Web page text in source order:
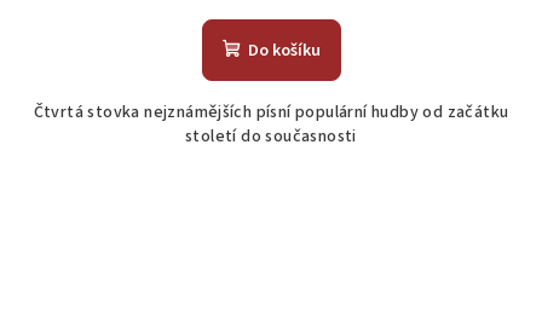
Do košíku
Čtvrtá stovka nejznámějších písní populární hudby od začátku
století do současnosti